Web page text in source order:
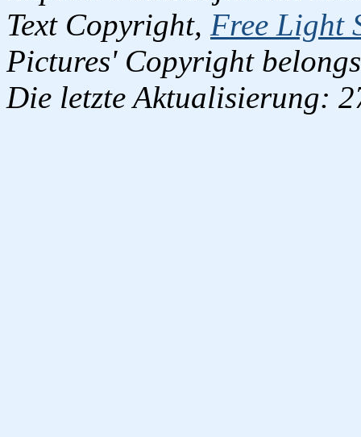
Text Copyright, Free Light
Pictures' Copyright
Die letzte Aktualisierung: